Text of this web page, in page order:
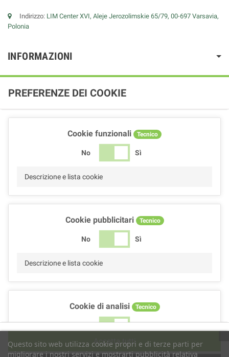
Indirizzo: LIM Center XVI, Aleje Jerozolimskie 65/79, 00-697 Varsavia,
Polonia
INFORMAZIONI
Questo sito web utilizza cookie propri e di terze parti per
migliorare i nostri servizi e mostrarti pubblicità relativa
PREFERENZE DEI COOKIE
Cookie funzionali Tecnico
No Sì
Descrizione e lista cookie
Cookie pubblicitari Tecnico
No Sì
Descrizione e lista cookie
Cookie di analisi Tecnico
No Sì
Descrizione e lista cookie
Accetta tutti